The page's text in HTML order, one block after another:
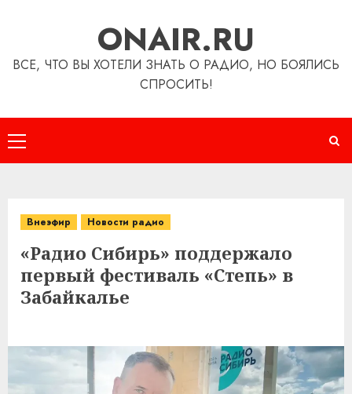
ONAIR.RU
ВСЕ, ЧТО ВЫ ХОТЕЛИ ЗНАТЬ О РАДИО, НО БОЯЛИСЬ
СПРОСИТЬ!
Основное
меню
Внеэфир Новости радио
«Радио Сибирь» поддержало
первый фестиваль «Степь» в
Забайкалье